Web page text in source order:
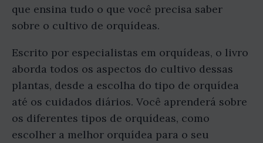
que ensina tudo o que você precisa saber
sobre o cultivo de orquídeas.
Escrito por especialistas em orquídeas, o livro
aborda todos os aspectos do cultivo dessas
plantas, desde a escolha do tipo de orquídea
até os cuidados diários. Você aprenderá sobre
os diferentes tipos de orquídeas, como
escolher a melhor orquídea para o seu